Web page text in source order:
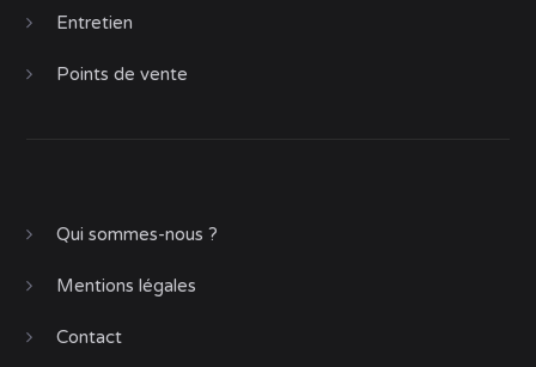
Entretien
Points de vente
Qui sommes-nous ?
Mentions légales
Contact